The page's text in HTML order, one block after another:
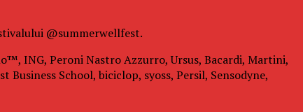
@summerwellfest.
ING, Peroni Nastro Azzurro, Ursus, Bacardi, Martini,
Business School, biciclop, syoss, Persil, Sensodyne,